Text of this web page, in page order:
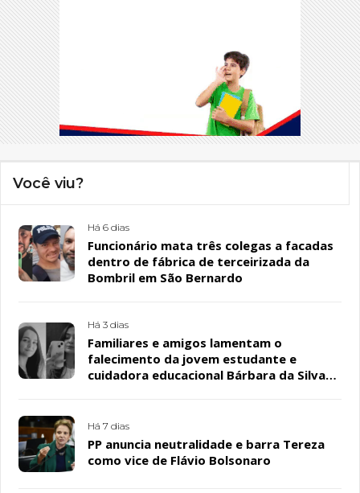
Você viu?
Há 6 dias
Funcionário mata três colegas a facadas
dentro de fábrica de terceirizada da
Bombril em São Bernardo
Há 3 dias
Familiares e amigos lamentam o
falecimento da jovem estudante e
cuidadora educacional Bárbara da Silva
Há 7 dias
PP anuncia neutralidade e barra Tereza
como vice de Flávio Bolsonaro